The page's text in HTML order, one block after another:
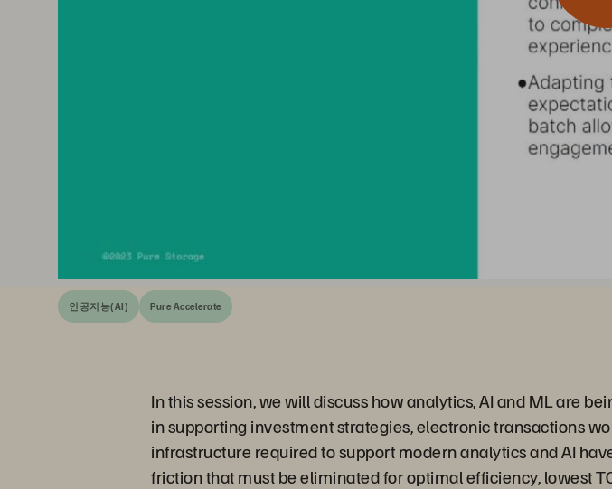
인공지능(AI) Pure Accelerate
In this session, we will discuss how analytics, AI and ML are
in supporting investment strategies, electronic transactions
infrastructure required to support modern analytics and AI
friction that must be eliminated for optimal efficiency, lowest